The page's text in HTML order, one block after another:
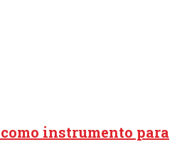
instrumento para